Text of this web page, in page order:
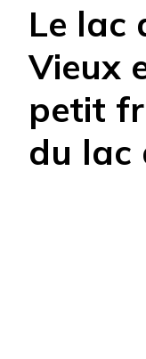
Le lac
Vieux
petit
du lac